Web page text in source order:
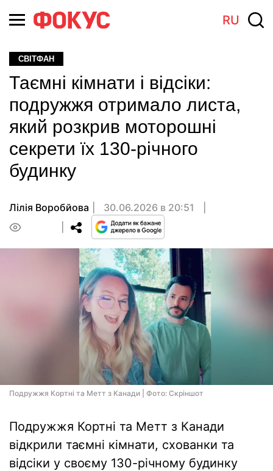
RU
СВІТФАН
Таємні кімнати і відсіки:
подружжя отримало листа,
який розкрив моторошні
секрети їх 130-річного
будинку
Лілія Воробйова
30.06.2026 в 20:51
Подружжя Кортні та Метт з Канади | Фото: Скріншот
Подружжя Кортні та Метт з Канади
відкрили таємні кімнати, схованки та
відсіки у своєму 130-річному будинку